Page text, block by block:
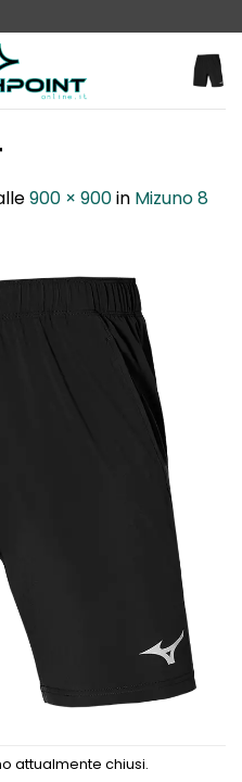
900 × 900in Mizuno 8
attualmente chiusi.